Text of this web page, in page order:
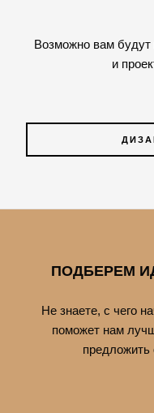
Возможно вам будут
и
ПОДБЕРЕМ
Не знаете, с чего
поможет нам
предложить